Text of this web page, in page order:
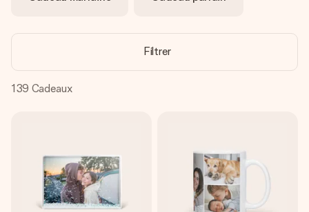
Créez quelque chose d’unique en quelques étapes – avec
Filtrer
139 Cadeaux